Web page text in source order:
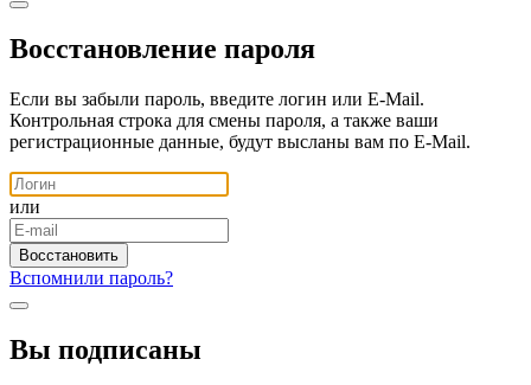
Восстановление пароля
Если вы забыли пароль, введите логин или E-Mail.
Контрольная строка для смены пароля, а также ваши
регистрационные данные, будут высланы вам по E-Mail.
или
Вспомнили пароль?
Вы подписаны